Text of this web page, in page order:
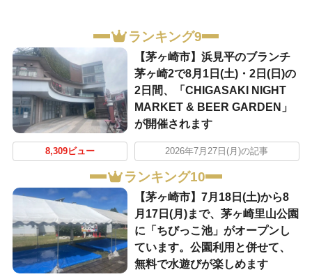
ランキング9
【茅ヶ崎市】浜見平のブランチ
茅ヶ崎2で8月1日(土)・2日(日)の
2日間、「CHIGASAKI NIGHT
MARKET & BEER GARDEN」
が開催されます
8,309ビュー 2026年7月27日(月)の記事
ランキング10
【茅ヶ崎市】7月18日(土)から8
月17日(月)まで、茅ヶ崎里山公園
に「ちびっこ池」がオープンし
ています。公園利用と併せて、
無料で水遊びが楽しめます